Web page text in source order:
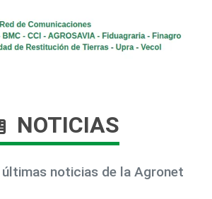
NOTICIAS
noticias de la Agronet